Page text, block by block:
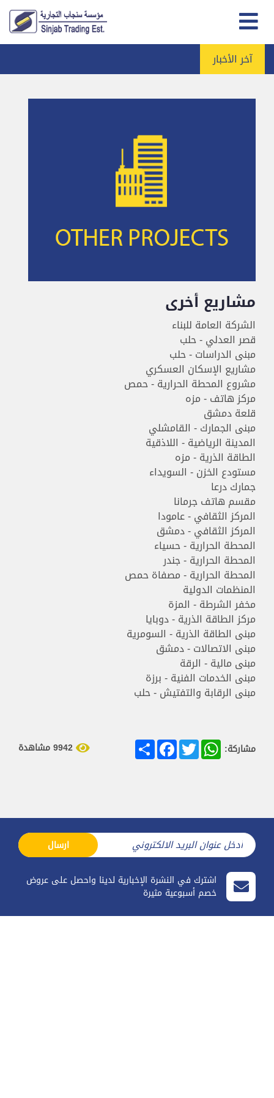
آخر الأخبار
مشاريع أخرى
الشركة العامة للبناء
قصر العدلي - حلب
مبنى الدراسات - حلب
مشاريع الإسكان العسكري
مشروع المحطة الحرارية - حمص
مركز هاتف - مزه
قلعة دمشق
مبنى الجمارك - القامشلي
المدينة الرياضية - اللاذقية
الطاقة الذرية - مزه
مستودع الخزن - السويداء
جمارك درعا
مقسم هاتف جرمانا
المركز الثقافي - عامودا
المركز الثقافي - دمشق
المحطة الحرارية - حسياء
المحطة الحرارية - جندر
المحطة الحرارية - مصفاة حمص
المنظمات الدولية
مخفر الشرطة - المزة
مركز الطاقة الذرية - دوبايا
مبنى الطاقة الذرية - السومرية
مبنى الاتصالات - دمشق
مبنى مالية - الرقة
مبنى الخدمات الفنية - برزة
مبنى الرقابة والتفتيش - حلب
مشاركة: Share
FacebookTwitter
WhatsApp 9942 مشاهدة
ارسال
اشترك في النشرة الإخبارية لدينا واحصل على عروض
خصم أسبوعية مثيرة